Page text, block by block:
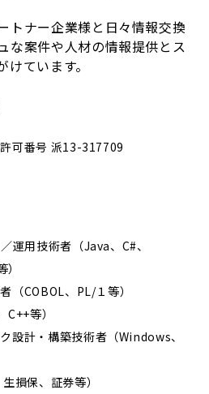
トナー企業様と日々情報交換
な案件や人材の情報提供とス
ています。
可番号 派13-317709
運用技術者（Java、C#、
（COBOL、PL/１等）
等）
設計・構築技術者（Windows、
損保、証券等）